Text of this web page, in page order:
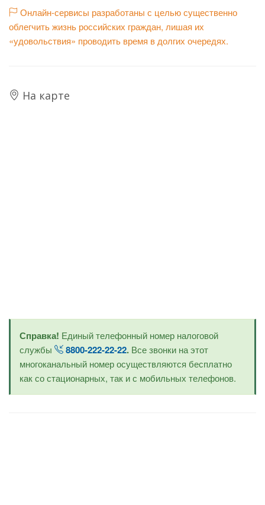
Онлайн-сервисы разработаны с целью существенно
облегчить жизнь российских граждан, лишая их
«удовольствия» проводить время в долгих очередях.
На карте
Справка! Единый телефонный номер налоговой
службы
8800-222-22-22. Все звонки на этот
многоканальный номер осуществляются бесплатно
как со стационарных, так и с мобильных телефонов.